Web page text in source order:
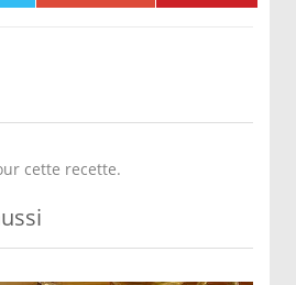
cette recette.